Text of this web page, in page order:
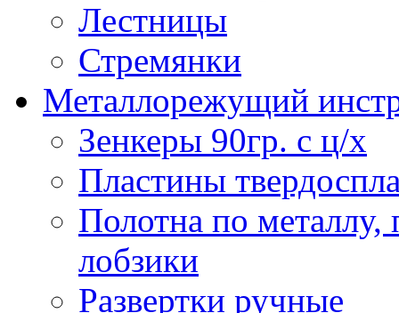
Лестницы
Стремянки
Металлорежущий
Зенкеры 90гр. с ц/х
Пластины
Полотна по
лобзики
Развертки ручные